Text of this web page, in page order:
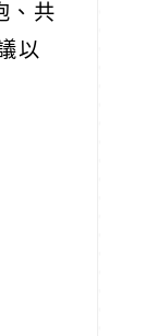
、共
以